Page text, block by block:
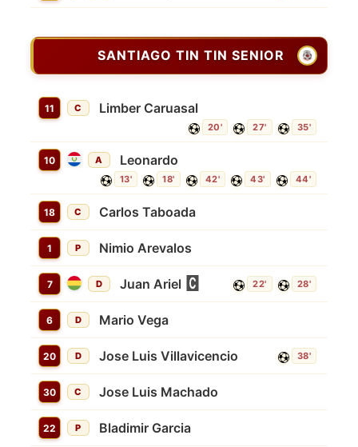
SANTIAGO TIN TIN SENIOR
11 C Limber Caruasal
20' 27' 35'
10 A Leonardo
13' 18' 42' 43' 44'
18 C Carlos Taboada
1 P Nimio Arevalos
7 D Juan Ariel 22' 28'
6 D Mario Vega
20 D Jose Luis Villavicencio 38'
30 C Jose Luis Machado
22 P Bladimir Garcia